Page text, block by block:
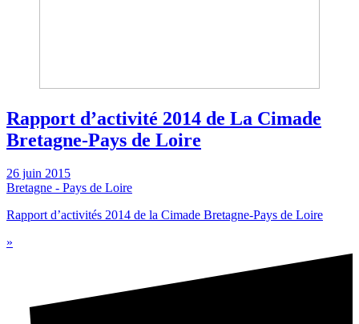
Rapport d’activité 2014 de La Cimade
Bretagne-Pays de Loire
26 juin 2015
Bretagne - Pays de Loire
Rapport d’activités 2014 de la Cimade Bretagne-Pays de Loire
»